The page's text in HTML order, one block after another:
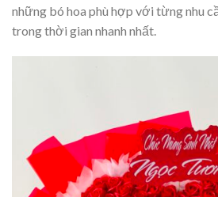
những bó hoa phù hợp với từng nhu
trong thời gian nhanh nhất.